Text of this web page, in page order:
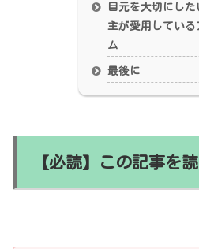
目元を大切にした
主が愛用している
ム
最後に
【必読】この記事を